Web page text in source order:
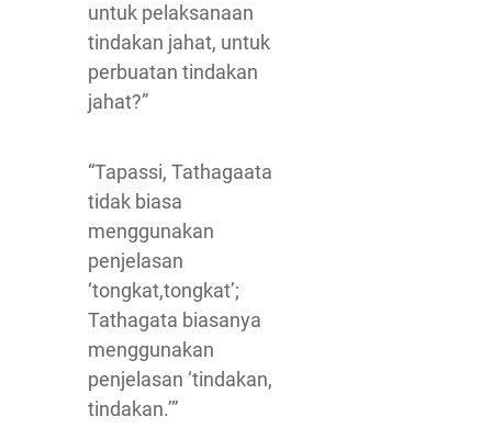
untuk pelaksanaan
tindakan jahat, untuk
perbuatan tindakan
jahat?”
“Tapassi, Tathagaata
tidak biasa
menggunakan
penjelasan
‘tongkat,tongkat’;
Tathagata biasanya
menggunakan
penjelasan ‘tindakan,
tindakan.’”